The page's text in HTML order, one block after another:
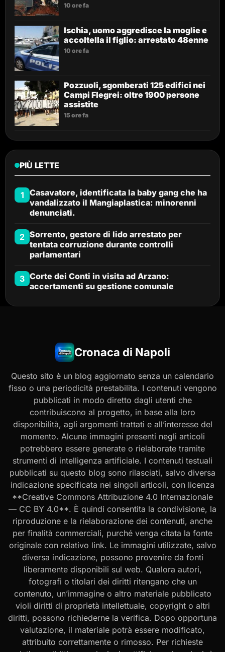
10 ore fa
Ischia, uomo aggredisce la moglie e
accoltella il figlio: arrestato 48enne
10 ore fa
Pozzuoli, sgomberati 125 edifici nei
Campi Flegrei: oltre 1900 persone
assistite
15 ore fa
PIÙ LETTE
1 Casavatore, identificata la baby gang che ha
vandalizzato il Mangiaplastica: minorenni
denunciati.
2 Sorrento, gestore di lido arrestato per
tentata corruzione durante controlli
parlamentari
3 Corte dei Conti in visita ad Arzano:
accertamenti su gestione comunale
Cronaca di Napoli
Questo sito è un blog aggiornato senza un calendario
fisso o una periodicità prestabilita. I contenuti vengono
pubblicati in modo diretto dagli utenti che
contribuiscono al progetto, in base alla loro
disponibilità, agli argomenti trattati e all’interesse del
momento. Alcune immagini presenti negli articoli
potrebbero essere generate o rielaborate tramite
strumenti di intelligenza artificiale. I contenuti testuali
pubblicati su questo blog sono rilasciati, salvo diversa
indicazione specificata nei singoli articoli, con licenza
**Creative Commons Attribuzione 4.0 Internazionale
— CC BY 4.0**. È quindi consentita la condivisione, la
riproduzione e la rielaborazione dei contenuti, anche
per finalità commerciali, purché venga citata la fonte
originale con relativo link. Le immagini utilizzate, salvo
diversa indicazione, possono provenire da fonti
liberamente disponibili sul web. Qualora autori,
fotografi o titolari dei diritti ritengano che un
contenuto, un’immagine o altro materiale pubblicato
violi diritti di proprietà intellettuale, copyright o altri
diritti, possono richiederne la verifica. Dopo opportuna
valutazione, il materiale potrà essere modificato,
attribuito correttamente o rimosso. Per richieste